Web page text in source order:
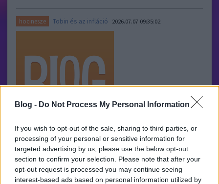
Blog - Do Not Process My Personal Information
If you wish to opt-out of the sale, sharing to third parties, or
processing of your personal or sensitive information for
targeted advertising by us, please use the below opt-out
section to confirm your selection. Please note that after your
opt-out request is processed you may continue seeing
interest-based ads based on personal information utilized by
hocinesze Tobin és az infláció 2026.07.07 09:35:02
A Douglas Greenwald szerkesztette, 1982-es Encyclopedia of
Economics inflációról szóló szócikkét az 1981-ben Nobel-díjjal
kitüntetett keynesiánus közgazdász, James Tobin írta. A
tizenhárom oldalas(!), sűrűn szedett szócikk egy helyütt világos
megállapítást tesz: önmagában a kőolaj, az élelmiszer…..